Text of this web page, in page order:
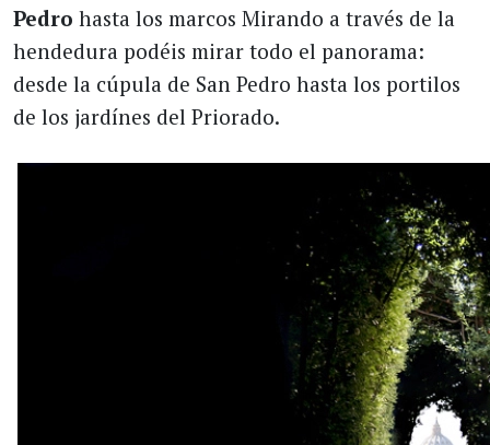
Pedro hasta los marcos Mirando a través de la
hendedura podéis mirar todo el panorama:
desde la cúpula de San Pedro hasta los portilos
de los jardínes del Priorado.